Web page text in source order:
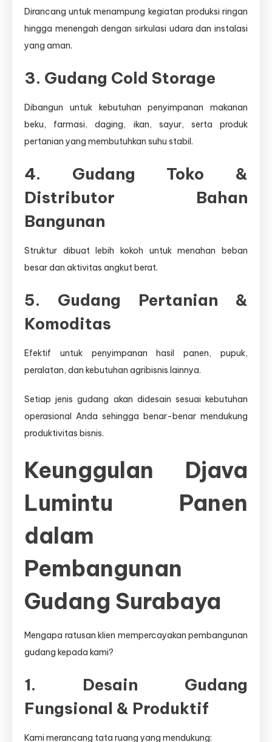
Dirancang untuk menampung kegiatan produksi ringan
hingga menengah dengan sirkulasi udara dan instalasi
yang aman.
3. Gudang Cold Storage
Dibangun untuk kebutuhan penyimpanan makanan
beku, farmasi, daging, ikan, sayur, serta produk
pertanian yang membutuhkan suhu stabil.
4. Gudang Toko &
Distributor Bahan
Bangunan
Struktur dibuat lebih kokoh untuk menahan beban
besar dan aktivitas angkut berat.
5. Gudang Pertanian &
Komoditas
Efektif untuk penyimpanan hasil panen, pupuk,
peralatan, dan kebutuhan agribisnis lainnya.
Setiap jenis gudang akan didesain sesuai kebutuhan
operasional Anda sehingga benar-benar mendukung
produktivitas bisnis.
Keunggulan Djava
Lumintu Panen
dalam
Pembangunan
Gudang Surabaya
Mengapa ratusan klien mempercayakan pembangunan
gudang kepada kami?
1. Desain Gudang
Fungsional & Produktif
Kami merancang tata ruang yang mendukung: